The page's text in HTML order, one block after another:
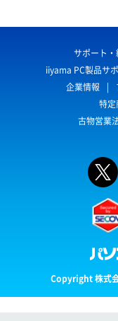
サポート
iiyama PC製品サ
企業情報
特
古物営業
Copyright 株式